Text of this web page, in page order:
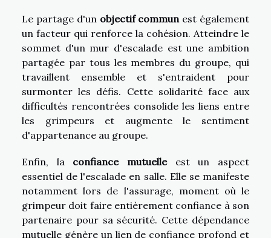
Le partage d'un objectif communest également
un facteur qui renforce la cohésion. Atteindre le
sommet d'un mur d'escalade est une ambition
partagée par tous les membres du groupe, qui
travaillent ensemble et s'entraident pour
surmonter les défis. Cette solidarité face aux
difficultés rencontrées consolide les liens entre
les grimpeurs et augmente le sentiment
d'appartenance au groupe.
Enfin, la confiance mutuelleest un aspect
essentiel de l'escalade en salle. Elle se manifeste
notamment lors de l'assurage, moment où le
grimpeur doit faire entièrement confiance à son
partenaire pour sa sécurité. Cette dépendance
mutuelle génère un lien de confiance profond et